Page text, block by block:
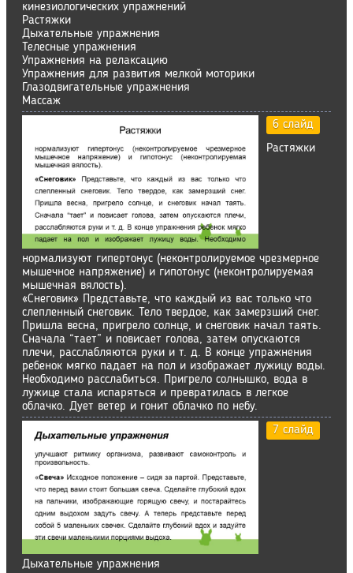
кинезиологических упражнений
Растяжки
Дыхательные упражнения
Телесные упражнения
Упражнения на релаксацию
Упражнения для развития мелкой моторики
Глазодвигательные упражнения
Массаж
6 слайд
Растяжки
нормализуют гипертонус (неконтролируемое чрезмерное
мышечное напряжение) и гипотонус (неконтролируемая
мышечная вялость).
«Снеговик» Представьте, что каждый из вас только что
слепленный снеговик. Тело твердое, как замерзший снег.
Пришла весна, пригрело солнце, и снеговик начал таять.
Сначала “тает” и повисает голова, затем опускаются
плечи, расслабляются руки и т. д. В конце упражнения
ребенок мягко падает на пол и изображает лужицу воды.
Необходимо расслабиться. Пригрело солнышко, вода в
лужице стала испаряться и превратилась в легкое
облачко. Дует ветер и гонит облачко по небу.
7 слайд
Дыхательные упражнения